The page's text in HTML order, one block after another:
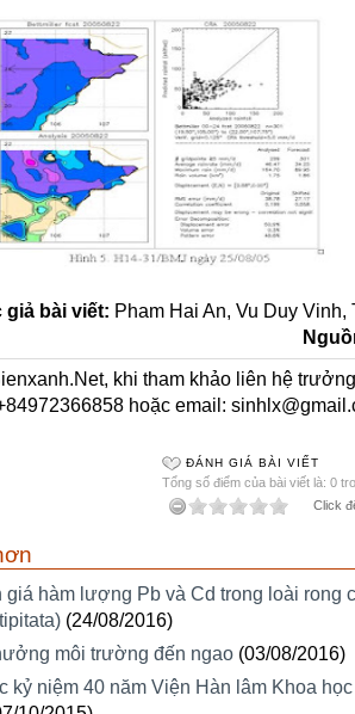
giả bài viết: Pham Hai An, Vu Duy Vinh,
khi tham khảo liên hệ
hoặc email:
ĐÁNH GIÁ BÀI VIẾT
Tổng số điểm của bài viết là: 0
Click
giá hàm lượng Pb và Cd trong loài rong
(24/08/2016)
môi trường đến ngao (03/08/2016)
kỷ niệm 40 năm Viện Hàn lâm Khoa